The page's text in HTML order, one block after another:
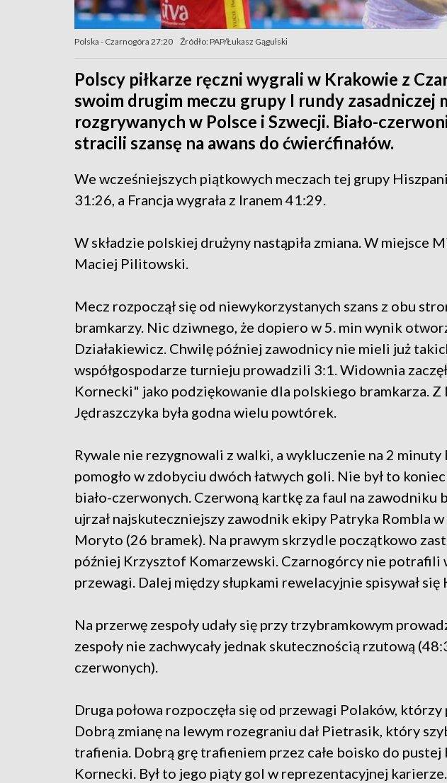
Polska - Czarnogóra 27:20 Źródło: PAP/Łukasz Gągulski
Polscy piłkarze ręczni wygrali w Krakowie z
swoim drugim meczu grupy I rundy zasadniczej
rozgrywanych w Polsce i Szwecji. Biało-
stracili szansę na awans do ćwierćfinałów.
We wcześniejszych piątkowych meczach tej grupy
31:26, a Francja wygrała z Iranem 41:29.
W składzie polskiej drużyny nastąpiła zmiana. W miejsce
Maciej Pilitowski.
Mecz rozpoczął się od niewykorzystanych szans z obu
bramkarzy. Nic dziwnego, że dopiero w 5. min wynik
Działakiewicz. Chwilę później zawodnicy nie mieli już
współgospodarze turnieju prowadzili 3:1. Widownia
Kornecki" jako podziękowanie dla polskiego bramkarza.
Jędraszczyka była godna wielu powtórek.
Rywale nie rezygnowali z walki, a wykluczenie na 2
pomogło w zdobyciu dwóch łatwych goli. Nie był to
biało-czerwonych. Czerwoną kartkę za faul na zawodniku
ujrzał najskuteczniejszy zawodnik ekipy Patryka Rombla
Moryto (26 bramek). Na prawym skrzydle początkowo
później Krzysztof Komarzewski. Czarnogórcy nie potrafili
przewagi. Dalej między słupkami rewelacyjnie spisywał
Na przerwę zespoły udały się przy trzybramkowym
zespoły nie zachwycały jednak skutecznością rzutową
czerwonych).
Druga połowa rozpoczęła się od przewagi Polaków,
Dobrą zmianę na lewym rozegraniu dał Pietrasik, który
trafienia. Dobrą grę trafieniem przez całe boisko do
Kornecki. Był to jego piąty gol w reprezentacyjnej karierze.